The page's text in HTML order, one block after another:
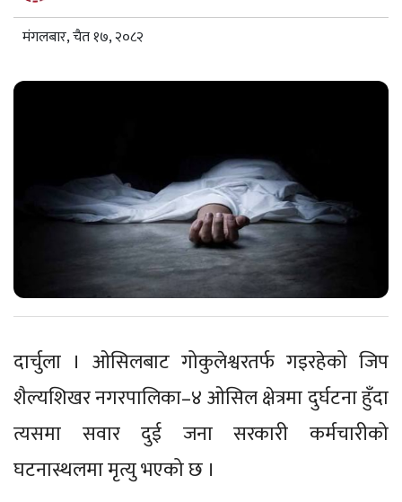
मंगलबार, चैत १७, २०८२
दार्चुला । ओसिलबाट गोकुलेश्वरतर्फ गइरहेको जिप
शैल्यशिखर नगरपालिका–४ ओसिल क्षेत्रमा दुर्घटना हुँदा
त्यसमा सवार दुई जना सरकारी कर्मचारीको
घटनास्थलमा मृत्यु भएको छ ।